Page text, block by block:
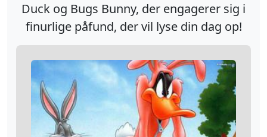
Duck og Bugs Bunny, der engagerer sig i
finurlige påfund, der vil lyse din dag op!